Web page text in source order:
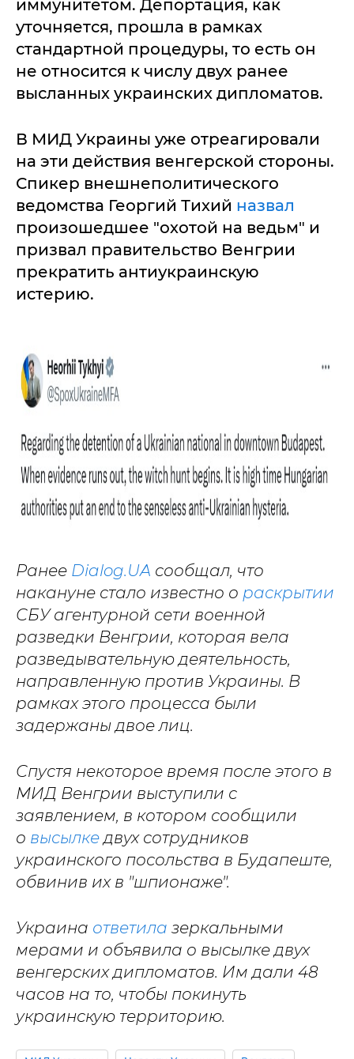
иммунитетом. Депортация, как
уточняется, прошла в рамках
стандартной процедуры, то есть он
не относится к числу двух ранее
высланных украинских дипломатов.
В МИД Украины уже отреагировали
на эти действия венгерской стороны.
Спикер внешнеполитического
ведомства Георгий Тихий назвал
произошедшее "охотой на ведьм" и
призвал правительство Венгрии
прекратить антиукраинскую
истерию.
Ранее Dialog.UA сообщал, что
накануне стало известно о раскрытии
СБУ агентурной сети военной
разведки Венгрии, которая вела
разведывательную деятельность,
направленную против Украины. В
рамках этого процесса были
задержаны двое лиц.
Спустя некоторое время после этого в
МИД Венгрии выступили с
заявлением, в котором сообщили
о высылкедвух сотрудников
украинского посольства в Будапеште,
обвинив их в "шпионаже".
Украина ответила зеркальными
мерами и объявила о высылке двух
венгерских дипломатов. Им дали 48
часов на то, чтобы покинуть
украинскую территорию.